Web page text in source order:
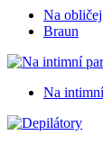
Na obličej
Braun
Na